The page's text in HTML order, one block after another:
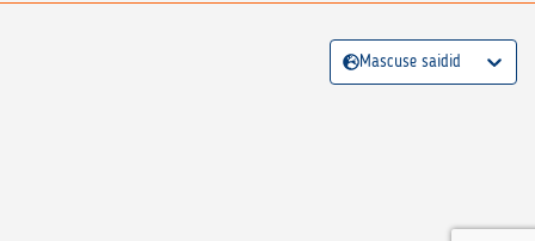
Mascuse saidid